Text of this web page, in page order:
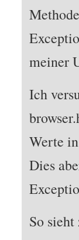
meiner
Ich
Werte
Dies
So